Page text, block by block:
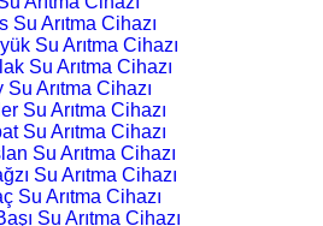
Su Arıtma Cihazı
Su Arıtma Cihazı
Su Arıtma Cihazı
Su Arıtma Cihazı
Su Arıtma Cihazı
Su Arıtma Cihazı
Su Arıtma Cihazı
Su Arıtma Cihazı
Su Arıtma Cihazı
Su Arıtma Cihazı